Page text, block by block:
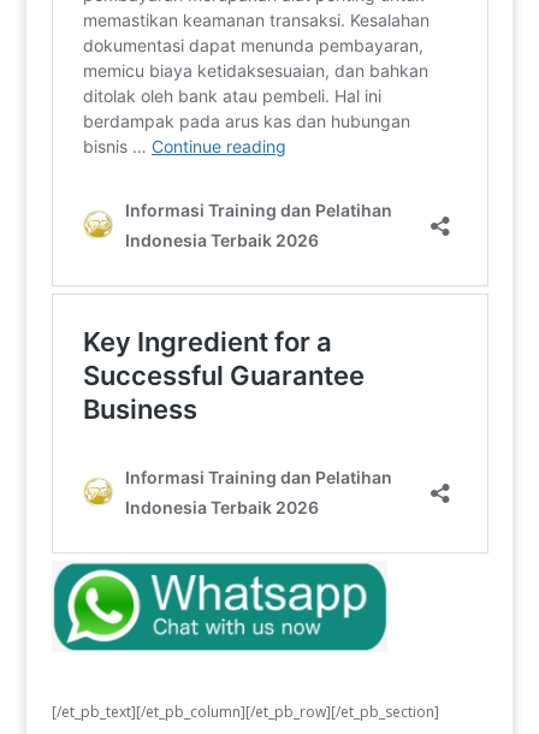
[/et_pb_text][/et_pb_column][/et_pb_row][/et_pb_section]